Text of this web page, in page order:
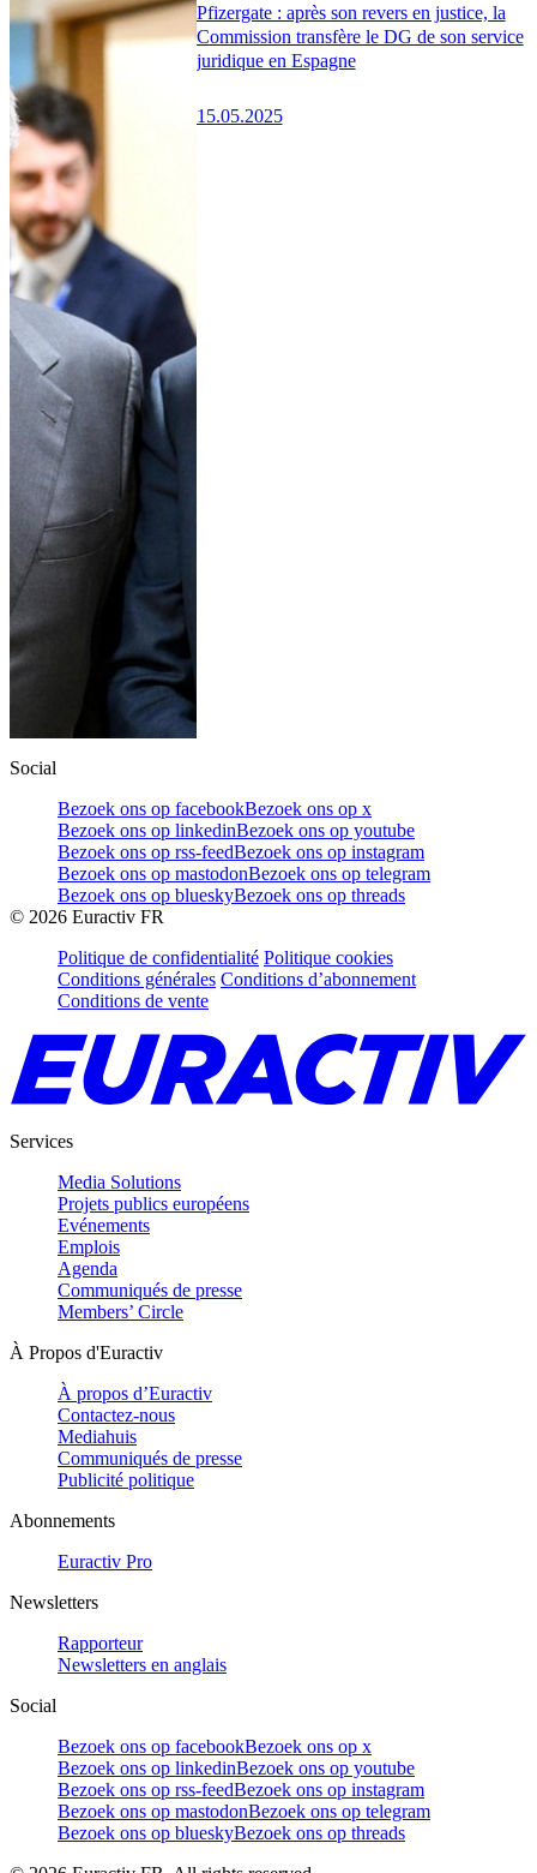
Pfizergate : après son revers en justice, la
Commission transfère le DG de son service
juridique en Espagne
15.05.2025
Social
Bezoek ons op facebookBezoek ons op x
Bezoek ons op linkedinBezoek ons op youtube
Bezoek ons op rss-feedBezoek ons op instagram
Bezoek ons op mastodonBezoek ons op telegram
Bezoek ons op blueskyBezoek ons op threads
© 2026 Euractiv FR
Politique de confidentialité Politique cookies
Conditions générales Conditions d’abonnement
Conditions de vente
Services
Media Solutions
Projets publics européens
Evénements
Emplois
Agenda
Communiqués de presse
Members’ Circle
À Propos d'Euractiv
À propos d’Euractiv
Contactez-nous
Mediahuis
Communiqués de presse
Publicité politique
Abonnements
Euractiv Pro
Newsletters
Rapporteur
Newsletters en anglais
Social
Bezoek ons op facebookBezoek ons op x
Bezoek ons op linkedinBezoek ons op youtube
Bezoek ons op rss-feedBezoek ons op instagram
Bezoek ons op mastodonBezoek ons op telegram
Bezoek ons op blueskyBezoek ons op threads